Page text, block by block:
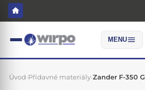
MENU
Úvod›Přídavné materiály›Zander F-350 G